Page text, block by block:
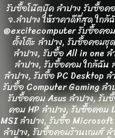
รับซื้อโน๊ตบุ๊ค ลำปาง รับซื้อค
จ.ลำปาง ให้ราคาดีที่สุด ใก
@excitecomputer รับซื้อคอ
ตั้งโต๊ะ ลำปาง, รับซื้อคอม
ลำปาง, รับซื้อ All in one
ลำปาง, รับซื้อคอม ใกล้ฉัน
ลำปาง, รับซื้อ PC Desktop
รับซื้อ Computer Gaming ล
รับซื้อคอม Asus ลำปาง, รั
คอม HP ลำปาง, รับซื้อคอม
MSI ลำปาง, รับซื้อ
ลำปาง, รับซื้อคอมร้านเกมส์